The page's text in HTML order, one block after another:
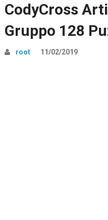
CodyCross
Gruppo 128
root 11/02/2019